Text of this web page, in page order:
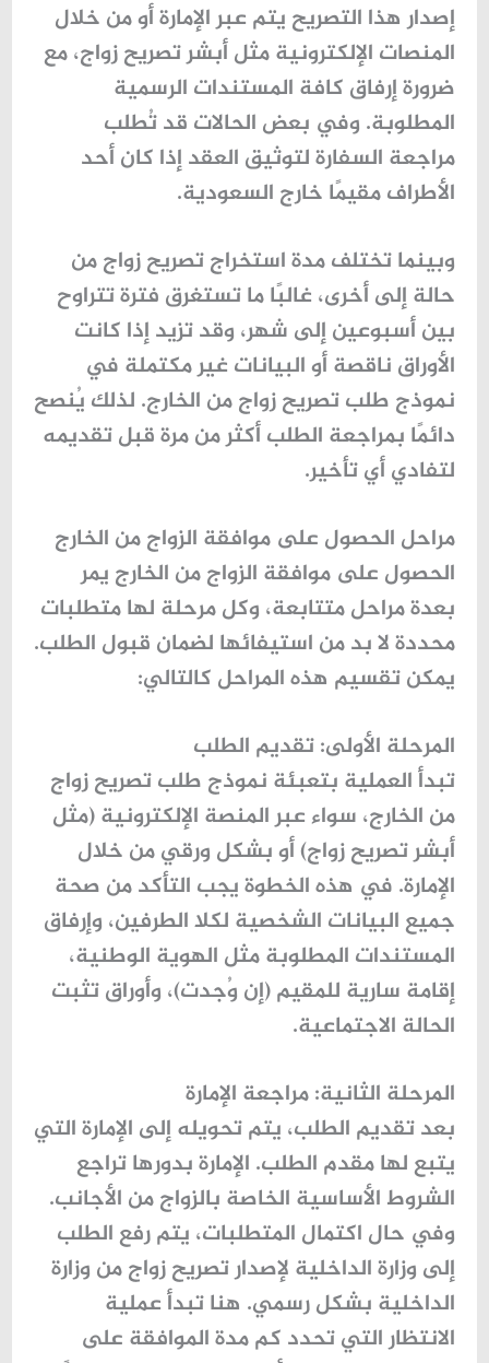
إصدار هذا التصريح يتم عبر الإمارة أو من خلال
المنصات الإلكترونية مثلأبشر تصريح زواج، مع
ضرورة إرفاق كافة المستندات الرسمية
المطلوبة. وفي بعض الحالات قد تُطلب
مراجعة السفارة لتوثيق العقد إذا كان أحد
الأطراف مقيمًا خارج السعودية.
وبينما تختلفمدة استخراج تصريح زواجمن
حالة إلى أخرى، غالبًا ما تستغرق فترة تتراوح
بين أسبوعين إلى شهر، وقد تزيد إذا كانت
الأوراق ناقصة أو البيانات غير مكتملة في
نموذج طلب تصريح زواج من الخارج. لذلك يُنصح
دائمًا بمراجعة الطلب أكثر من مرة قبل تقديمه
لتفادي أي تأخير.
مراحل الحصول على موافقة الزواج من الخارج
الحصول على موافقة الزواج من الخارج يمر
بعدة مراحل متتابعة، وكل مرحلة لها متطلبات
محددة لا بد من استيفائها لضمان قبول الطلب.
يمكن تقسيم هذه المراحل كالتالي:
المرحلة الأولى: تقديم الطلب
تبدأ العملية بتعبئة نموذج طلب تصريح زواج
من الخارج، سواء عبر المنصة الإلكترونية (مثل
أبشر تصريح زواج) أو بشكل ورقي من خلال
الإمارة. في هذه الخطوة يجب التأكد من صحة
جميع البيانات الشخصية لكلا الطرفين، وإرفاق
المستندات المطلوبة مثل الهوية الوطنية،
إقامة سارية للمقيم (إن وُجدت)، وأوراق تثبت
الحالة الاجتماعية.
المرحلة الثانية: مراجعة الإمارة
بعد تقديم الطلب، يتم تحويله إلى الإمارة التي
يتبع لها مقدم الطلب. الإمارة بدورها تراجع
الشروط الأساسية الخاصة بالزواج من الأجانب.
وفي حال اكتمال المتطلبات، يتم رفع الطلب
إلى وزارة الداخلية لإصدارتصريح زواج من وزارة
الداخلية بشكل رسمي. هنا تبدأ عملية
الانتظار التي تحدد كم مدة الموافقة على